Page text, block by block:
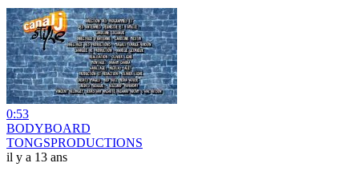
0:53
BODYBOARD
TONGSPRODUCTIONS
il y a 13 ans